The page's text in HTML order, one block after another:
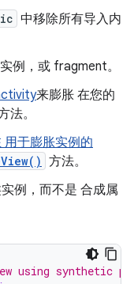
中移除所有导入内
例，或 fragment。
来膨胀 在您的
法。
用于膨胀实例的
方法。
例，而不是 合成属
using synthetic